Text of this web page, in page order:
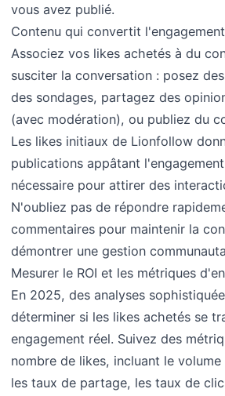
vous avez publié.
Contenu qui convertit l'engagement
Associez vos likes achetés à du
susciter la conversation : posez
des sondages, partagez des
(avec modération), ou publiez du
Les likes initiaux de Lionfollow
publications appâtant
nécessaire pour attirer des
N'oubliez pas de répondre
commentaires pour maintenir la
démontrer une gestion
Mesurer le ROI et les métriques
En 2025, des analyses
déterminer si les likes achetés se
engagement réel. Suivez des
nombre de likes, incluant le
les taux de partage, les taux de